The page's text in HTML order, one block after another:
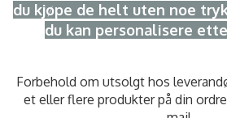
du kjøpe de helt uten noe
du kan personalisere
Forbehold om utsolgt hos
et eller flere produkter på din